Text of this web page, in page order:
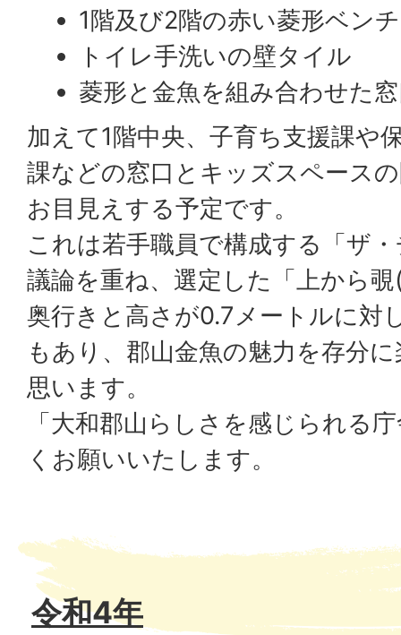
1階及び2階の赤い菱形ベンチ
トイレ手洗いの壁タイル
菱形と金魚を組み合わせた
加えて1階中央、子育ち支援課や
課などの窓口とキッズスペース
お目見えする予定です。
これは若手職員で構成する「ザ
議論を重ね、選定した「上から
奥行きと高さが0.7メートルに対
もあり、郡山金魚の魅力を存分
思います。
「大和郡山らしさを感じられる
くお願いいたします。
令和4年